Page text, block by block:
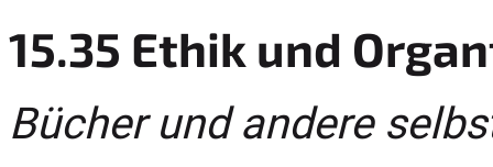
15.35 Ethik und
Bücher und andere